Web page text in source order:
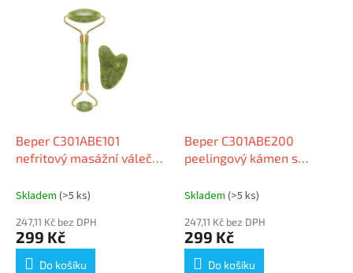
Beper C301ABE101
nefritový masážní váleček
Skladem (>5 ks)
247,11 Kč bez DPH
299 Kč
Do košíku
Beper C301ABE200
peelingový kámen s
Skladem (>5 ks)
247,11 Kč bez DPH
299 Kč
Do košíku